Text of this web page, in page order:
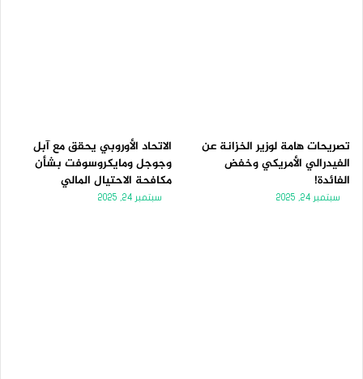
تصريحات هامة لوزير الخزانة عن
الفيدرالي الأمريكي وخفض
الفائدة!
سبتمبر 24, 2025
الاتحاد الأوروبي يحقق مع آبل
وجوجل ومايكروسوفت بشأن
مكافحة الاحتيال المالي
سبتمبر 24, 2025